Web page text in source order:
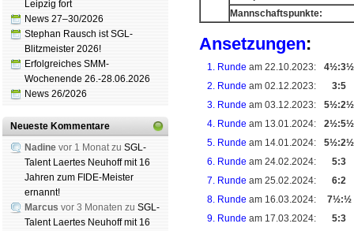
Leipzig fort
News 27–30/2026
Stephan Rausch ist SGL-
Blitzmeister 2026!
Erfolgreiches SMM-
Wochenende 26.-28.06.2026
News 26/2026
Neueste Kommentare
Nadine vor 1 Monat zu SGL-
Talent Laertes Neuhoff mit 16
Jahren zum FIDE-Meister
ernannt!
Marcus vor 3 Monaten zu SGL-
Talent Laertes Neuhoff mit 16
Mannschaftspunkte:
Ansetzungen:
1. Runde am 22.10.2023:
4½:3½
2. Runde am 02.12.2023:
3:5
3. Runde am 03.12.2023:
5½:2½
4. Runde am 13.01.2024:
2½:5½
5. Runde am 14.01.2024:
5½:2½
6. Runde am 24.02.2024:
5:3
7. Runde am 25.02.2024:
6:2
8. Runde am 16.03.2024:
7½:½
9. Runde am 17.03.2024:
5:3